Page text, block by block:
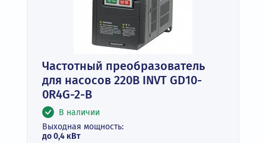
Частотный преобразователь
для насосов 220В INVT GD10-
0R4G-2-B
В наличии
Выходная мощность:
до 0,4 кВт